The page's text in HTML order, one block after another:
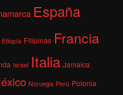
España
Etiopía Filipinas Francia
Israel Italia Jamaica
Noruega Perú Polonia